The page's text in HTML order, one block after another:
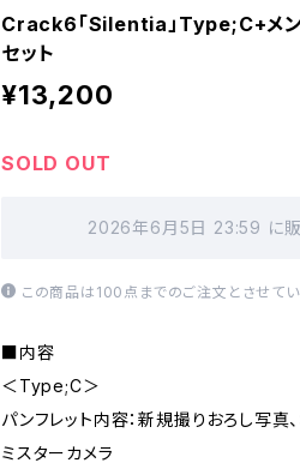
Crack6「Silentia」Type;C+メン
セット
¥13,200
SOLD OUT
2026年6月5日 23:59 に販
この商品は100点までのご注文とさせてい
■内容
＜Type;C＞
パンフレット内容：新規撮りおろし写真
ミスターカメラ